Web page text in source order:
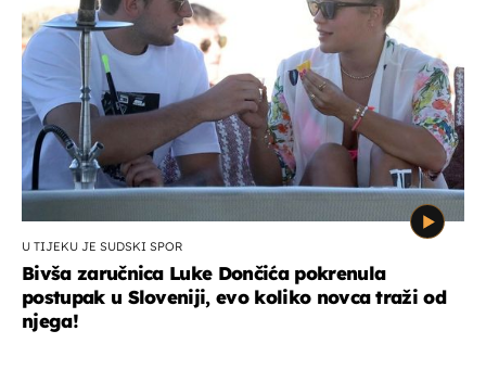
U TIJEKU JE SUDSKI SPOR
Bivša zaručnica Luke Dončića pokrenula
postupak u Sloveniji, evo koliko novca traži od
njega!